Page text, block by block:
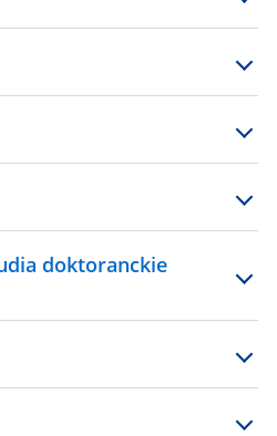
doktoranckie